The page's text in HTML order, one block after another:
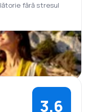
fără stresul
3,6